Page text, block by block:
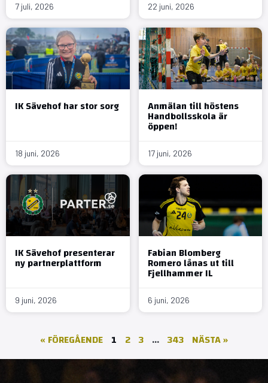
7 juli, 2026 22 juni, 2026
IK Sävehof har stor sorg
18 juni, 2026
Anmälan till höstens
Handbollsskola är
öppen!
17 juni, 2026
IK Sävehof presenterar
ny partnerplattform
9 juni, 2026
Fabian Blomberg
Romero lånas ut till
Fjellhammer IL
6 juni, 2026
« FÖREGÅENDE 1 2 3 … 343 NÄSTA »